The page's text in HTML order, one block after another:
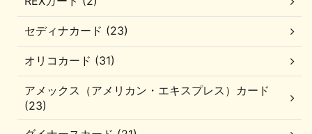
セディナカード (23)
オリコカード (31)
アメックス（アメリカン・エキスプレス）カード
(23)